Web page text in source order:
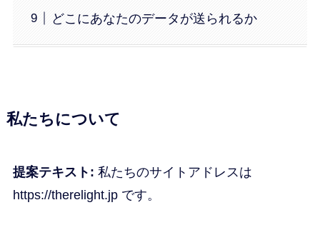
どこにあなたのデータが送られるか
私たちについて
提案テキスト: 私たちのサイトアドレスは
https://therelight.jp です。